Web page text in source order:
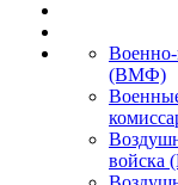
(ВМФ)
войска